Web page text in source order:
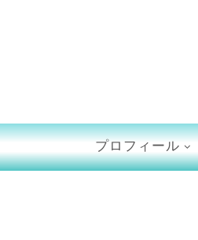
プロフィール